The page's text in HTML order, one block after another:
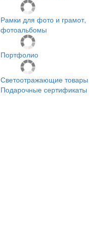
Рамки для фото и грамот,
фотоальбомы
Портфолио
Светоотражающие товары
Подарочные сертификаты